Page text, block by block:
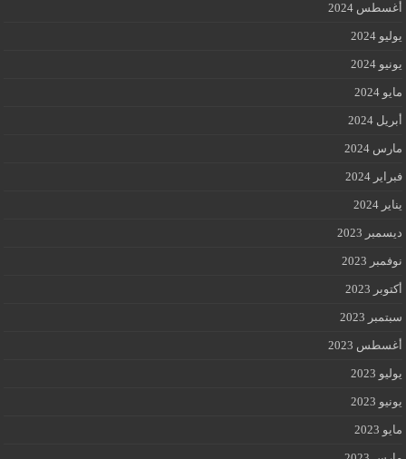
أغسطس 2024
يوليو 2024
يونيو 2024
مايو 2024
أبريل 2024
مارس 2024
فبراير 2024
يناير 2024
ديسمبر 2023
نوفمبر 2023
أكتوبر 2023
سبتمبر 2023
أغسطس 2023
يوليو 2023
يونيو 2023
مايو 2023